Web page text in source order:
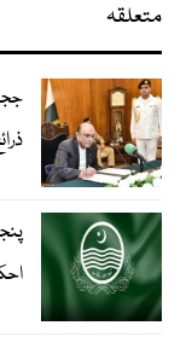
متعلقہ